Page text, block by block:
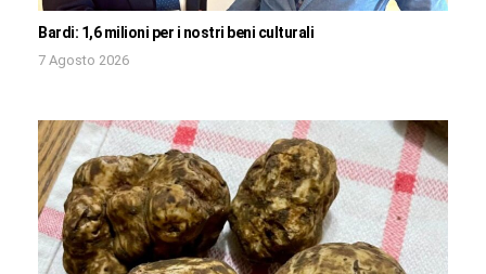
Bardi: 1,6 milioni per i nostri beni culturali
7 Agosto 2026